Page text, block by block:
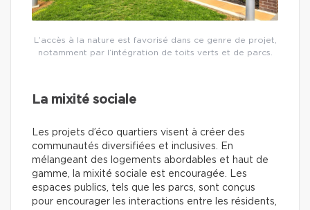
L’accès à la nature est favorisé dans ce genre de projet,
notamment par l’intégration de toits verts et de parcs.
La mixité sociale
Les projets d’éco quartiers visent à créer des
communautés diversifiées et inclusives. En
mélangeant des logements abordables et haut de
gamme, la mixité sociale est encouragée. Les
espaces publics, tels que les parcs, sont conçus
pour encourager les interactions entre les résidents,